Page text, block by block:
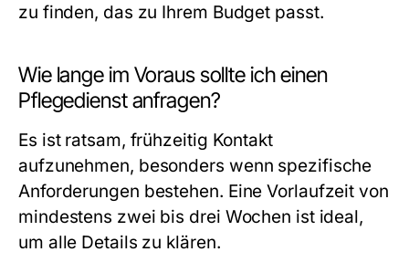
zu finden, das zu Ihrem Budget passt.
Wie lange im Voraus sollte ich einen
Pflegedienst anfragen?
Es ist ratsam, frühzeitig Kontakt
aufzunehmen, besonders wenn spezifische
Anforderungen bestehen. Eine Vorlaufzeit von
mindestens zwei bis drei Wochen ist ideal,
um alle Details zu klären.